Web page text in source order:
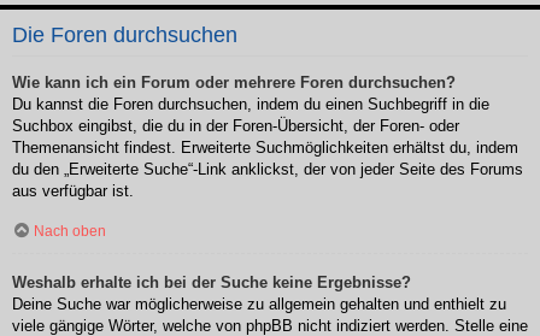
Die Foren durchsuchen
Wie kann ich ein Forum oder mehrere Foren durchsuchen?
Du kannst die Foren durchsuchen, indem du einen Suchbegriff in die
Suchbox eingibst, die du in der Foren-Übersicht, der Foren- oder
Themenansicht findest. Erweiterte Suchmöglichkeiten erhältst du, indem
du den „Erweiterte Suche“-Link anklickst, der von jeder Seite des Forums
aus verfügbar ist.
Nach oben
Weshalb erhalte ich bei der Suche keine Ergebnisse?
Deine Suche war möglicherweise zu allgemein gehalten und enthielt zu
viele gängige Wörter, welche von phpBB nicht indiziert werden. Stelle eine